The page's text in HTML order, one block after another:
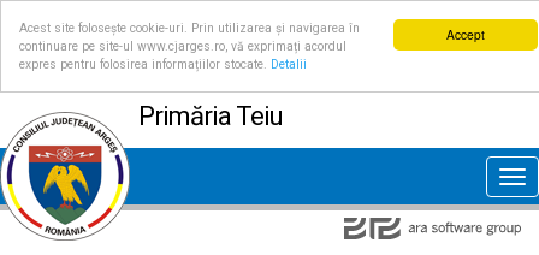
Accept
Acest site folosește cookie-uri. Prin utilizarea și navigarea în
continuare pe site-ul www.cjarges.ro, vă exprimați acordul
expres pentru folosirea informațiilor stocate.
Detalii
Primăria Teiu